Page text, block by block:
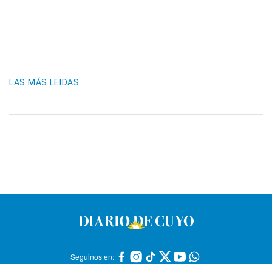
LAS MÁS LEIDAS
Seguinos en: